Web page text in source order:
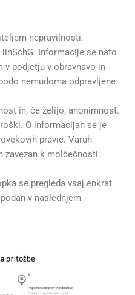
nepravilnosti.
Informacije se nato
v podjetju v obravnavo in
nemudoma odpravljene.
in, če želijo, anonimnost.
O informacijah se je
pravic. Varuh
zavezan k molčečnosti.
se pregleda vsaj enkrat
v naslednjem